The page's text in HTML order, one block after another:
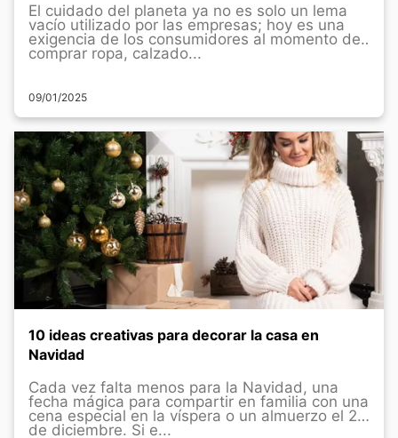
El cuidado del planeta ya no es solo un lema
vacío utilizado por las empresas; hoy es una
exigencia de los consumidores al momento de
comprar ropa, calzado...
09/01/2025
10 ideas creativas para decorar la casa en
Navidad
Cada vez falta menos para la Navidad, una
fecha mágica para compartir en familia con una
cena especial en la víspera o un almuerzo el 25
de diciembre. Si e...